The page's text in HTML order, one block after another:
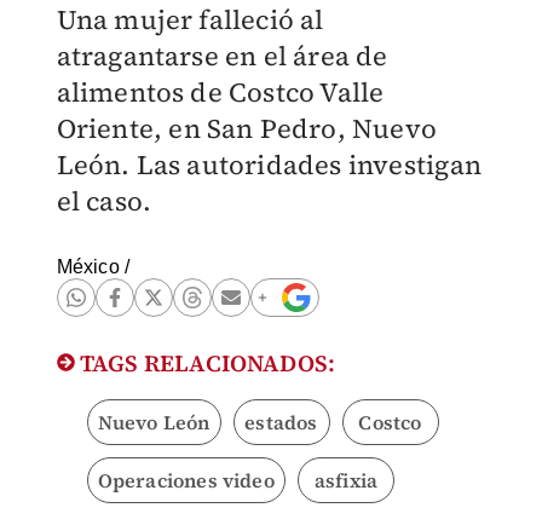
Una mujer falleció al
atragantarse en el área de
alimentos de Costco Valle
Oriente, en San Pedro, Nuevo
León. Las autoridades investigan
el caso.
México/
TAGS RELACIONADOS:
Nuevo León estados Costco
Operaciones video asfixia